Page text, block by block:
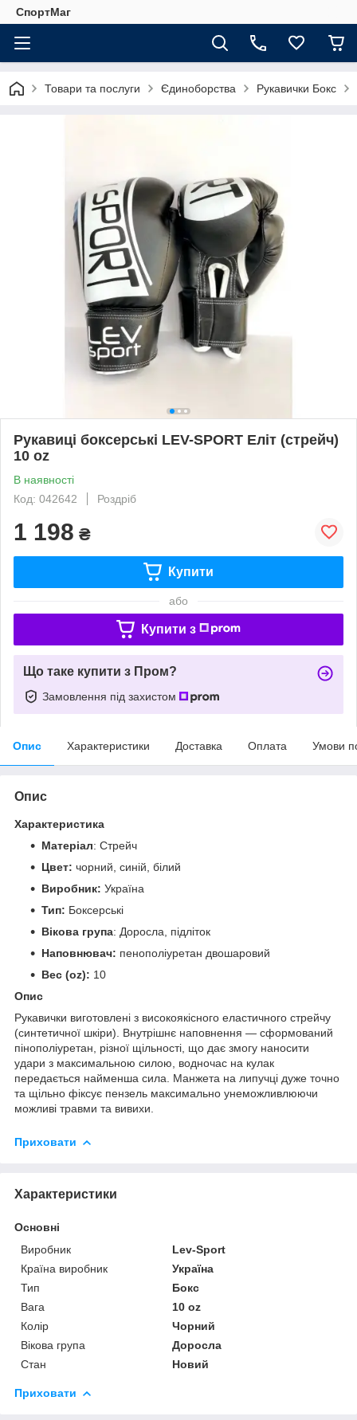
СпортМаг
Товари та послуги Єдиноборства Рукавички Бокс
Рукавиці боксерські LEV-SPORT Еліт (стрейч)
10 oz
В наявності
Код: 042642
Роздріб
1 198 ₴
Купити
або
Купити з
Що таке купити з Пром?
Замовлення під захистом
Опис Характеристики Доставка Оплата Умови
Опис
Характеристика
Матеріал: Стрейч
Цвет: чорний, синій, білий
Виробник: Україна
Тип: Боксерські
Вікова група: Доросла, підліток
Наповнювач: пенополіуретан двошаровий
Вес (oz): 10
Опис
Рукавички виготовлені з високоякісного еластичного стрейчу
(синтетичної шкіри). Внутрішнє наповнення — сформований
пінополіуретан, різної щільності, що дає змогу наносити
удари з максимальною силою, водночас на кулак
передається найменша сила. Манжета на липучці дуже точно
та щільно фіксує пензель максимально унеможливлюючи
можливі травми та вивихи.
Приховати
Характеристики
Основні
Виробник
Lev-Sport
Країна виробник
Україна
Тип
Бокс
Вага
10 oz
Колір
Чорний
Вікова група
Доросла
Стан
Новий
Приховати